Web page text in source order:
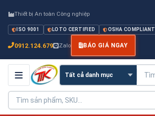
Thiết bị An toàn Công nghiệp
ISO 9001 LOTO CERTIFIED OSHA COMPLIANT
0912.124.679 Zalo BÁO GIÁ NGAY